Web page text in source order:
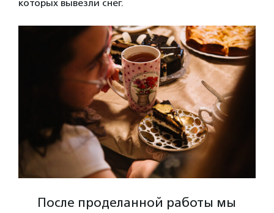
которых вывезли снег.
После проделанной работы мы